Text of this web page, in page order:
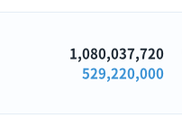
1,080,037,720
529,220,000